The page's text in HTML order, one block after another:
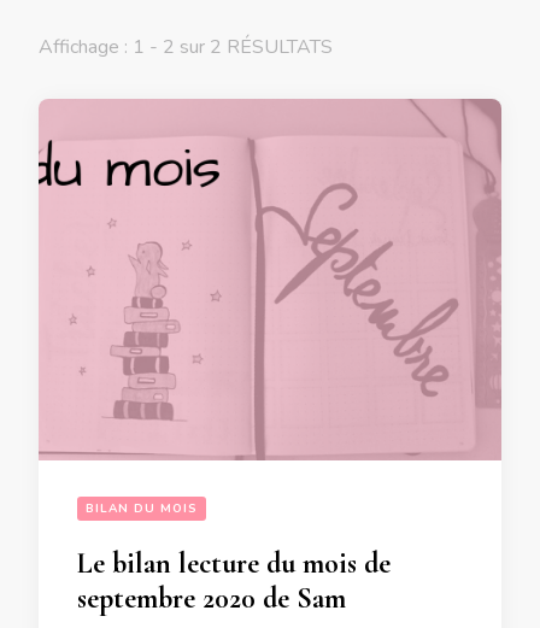
Affichage : 1 - 2 sur 2 RÉSULTATS
BILAN DU MOIS
Le bilan lecture du mois de
septembre 2020 de Sam